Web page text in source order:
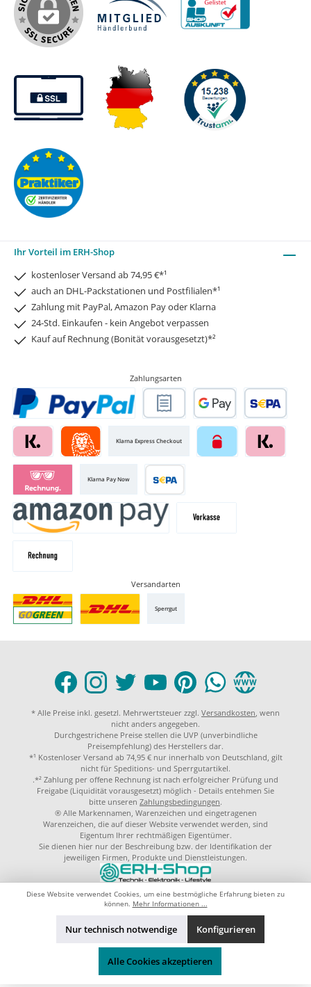
Ihr Vorteil im ERH-Shop
kostenloser Versand ab 74,95 €*¹
auch an DHL-Packstationen und Postfilialen*¹
Zahlung mit PayPal, Amazon Pay oder Klarna
24-Std. Einkaufen - kein Angebot verpassen
Kauf auf Rechnung (Bonität vorausgesetzt)*²
Zahlungsarten
Klarna Express Checkout
Klarna Pay Now
Versandarten
Sperrgut
* Alle Preise inkl. gesetzl. Mehrwertsteuer zzgl. Versandkosten, wenn
nicht anders angegeben.
Durchgestrichene Preise stellen die UVP (unverbindliche
Preisempfehlung) des Herstellers dar.
*¹ Kostenloser Versand ab 74,95 € nur innerhalb von Deutschland, gilt
nicht für Speditions- und Sperrgutartikel.
.*² Zahlung per offene Rechnung ist nach erfolgreicher Prüfung und
Freigabe (Liquidität vorausgesetzt) möglich - Details entehmen Sie
bitte unseren Zahlungsbedingungen.
® Alle Markennamen, Warenzeichen und eingetragenen
Warenzeichen, die auf dieser Website verwendet werden, sind
Eigentum Ihrer rechtmäßigen Eigentümer.
Sie dienen hier nur der Beschreibung bzw. der Identifikation der
jeweiligen Firmen, Produkte und Dienstleistungen.
Diese Website verwendet Cookies, um eine bestmögliche Erfahrung bieten zu
können. Mehr Informationen ...
Nur technisch notwendige Konfigurieren
Alle Cookies akzeptieren